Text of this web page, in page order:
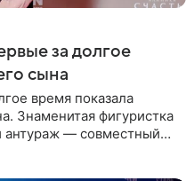
за долгое
сына
время показала
Знаменитая фигуристка
антураж — совместный